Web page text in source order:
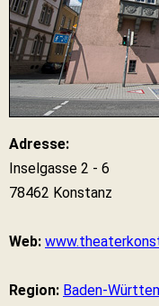
Adresse:
Inselgasse 2 - 6
78462 Konstanz
Web:
Region: Baden-